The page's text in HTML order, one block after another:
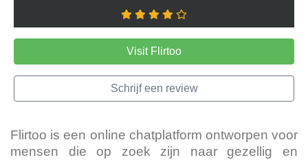
Visit Flirtoo
Schrijf een review
Flirtoo is een online chatplatform ontworpen voor
mensen die op zoek zijn naar gezellig en